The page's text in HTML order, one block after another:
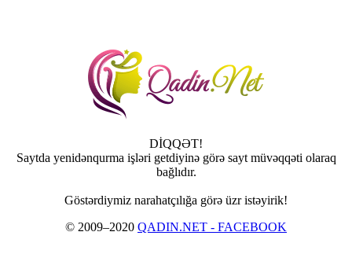
DİQQƏT!
Saytda yenidənqurma işləri getdiyinə görə sayt müvəqqəti olaraq
bağlıdır.
Göstərdiymiz narahatçılığa görə üzr istəyirik!
© 2009–2020 QADIN.NET - FACEBOOK